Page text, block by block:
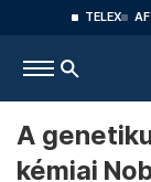
TELEX
A
kémiai